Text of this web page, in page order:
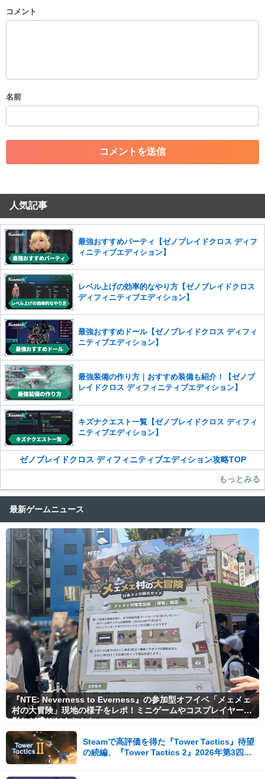
以下の書き込みを禁止とし、場合によってはコメント削除や書き込み制
・一度削除された投稿を再び投稿すること
・アカウントの売買など金銭が絡む内容の投稿
・各ゲームのネタバレを含む内容の投稿
・その他、管理者が不適切と判断した投稿
コメントの削除を申請する
せていただきます。ご了承ください。
※一度削除したコメントは復元ができませんのでご注意くだ
さい。
また、過度な利用規約の違反や、弊社に損害の及ぶ内容の書き込みがあ
った場合は、法的措置をとらせていただく場合もございますので、あら
かじめご理解くださいませ。
コメント
名前
人気記事
最強おすすめパーティ【ゼノブレイドクロス ディフ
ィニティブエディション】
レベル上げの効率的なやり方【ゼノブレイドクロス
ディフィニティブエディション】
最強おすすめドール【ゼノブレイドクロス ディフィ
ニティブエディション】
最強装備の作り方｜おすすめ装備も紹介！【ゼノブ
レイドクロス ディフィニティブエディション】
キズナクエスト一覧【ゼノブレイドクロス ディフィ
ニティブエディション】
ゼノブレイドクロス ディフィニティブエディション攻略TOP
もっとみる
最新ゲームニュース
『NTE: Neverness to Everness』の参加型オフイベ「メェメェ
村の大冒険」現地の様子をレポ！ミニゲームやコスプレイヤー撮
影など盛りだくさん！
Steamで高評価を得た『Tower Tactics』待望
の続編、『Tower Tactics 2』2026年第3四半